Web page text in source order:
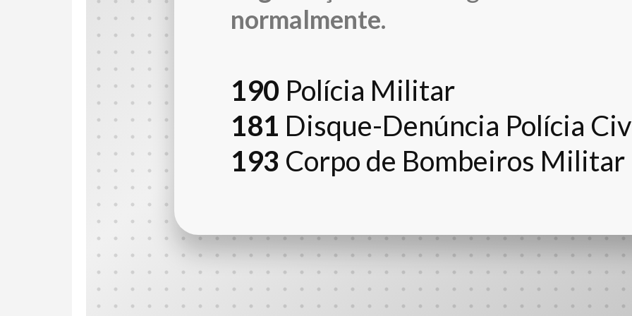
normalmente.
190 Polícia Militar
181 Disque-Denúncia Polícia
193 Corpo de Bombeiros Militar